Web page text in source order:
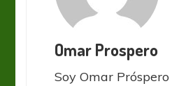
Omar Prospero
Soy Omar Próspero